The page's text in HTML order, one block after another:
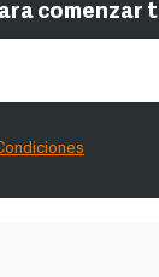
comenzar